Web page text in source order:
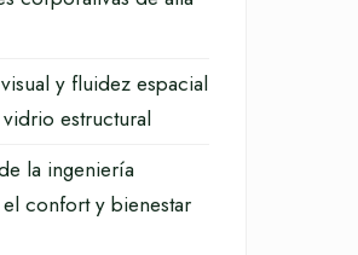
y fluidez espacial
estructural
la ingeniería
confort y bienestar